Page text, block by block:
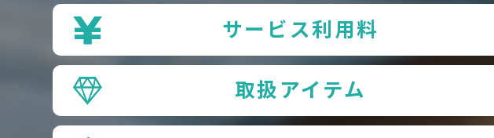
サービス利用料
取扱アイテム